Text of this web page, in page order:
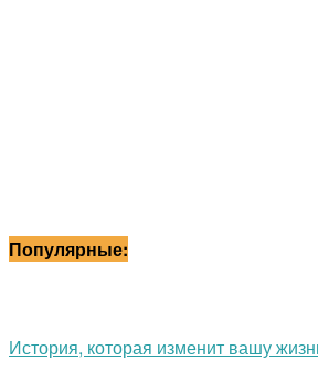
Популярные:
История, которая изменит вашу